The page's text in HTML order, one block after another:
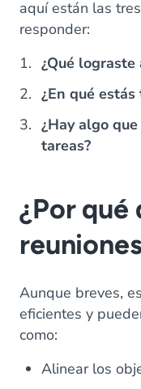
aquí están las
responder:
¿Qué lograste
¿En qué
¿Hay algo
tareas?
¿Por qué
Aunque breves,
eficientes y
como:
Alinear los